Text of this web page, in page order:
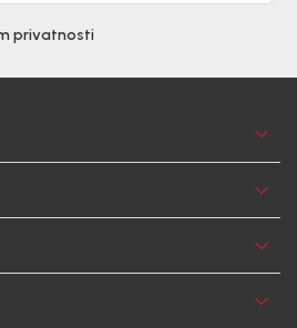
privatnosti